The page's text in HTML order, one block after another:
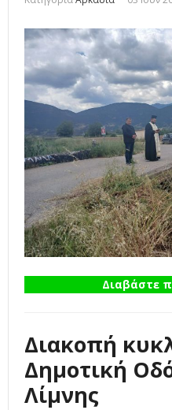
Διαβάστε
Διακοπή
Δημοτική
Λίμνης